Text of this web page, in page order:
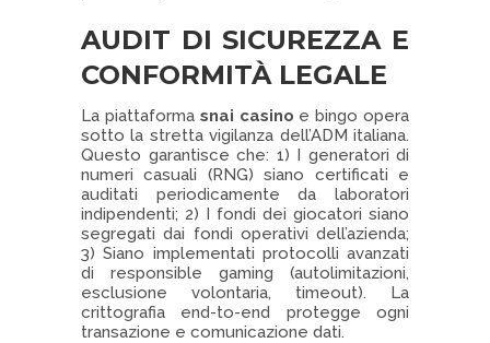
AUDIT DI SICUREZZA E
CONFORMITÀ LEGALE
La piattaforma snai casino e bingo opera
sotto la stretta vigilanza dell’ADM italiana.
Questo garantisce che: 1) I generatori di
numeri casuali (RNG) siano certificati e
auditati periodicamente da laboratori
indipendenti; 2) I fondi dei giocatori siano
segregati dai fondi operativi dell’azienda;
3) Siano implementati protocolli avanzati
di responsible gaming (autolimitazioni,
esclusione volontaria, timeout). La
crittografia end-to-end protegge ogni
transazione e comunicazione dati.